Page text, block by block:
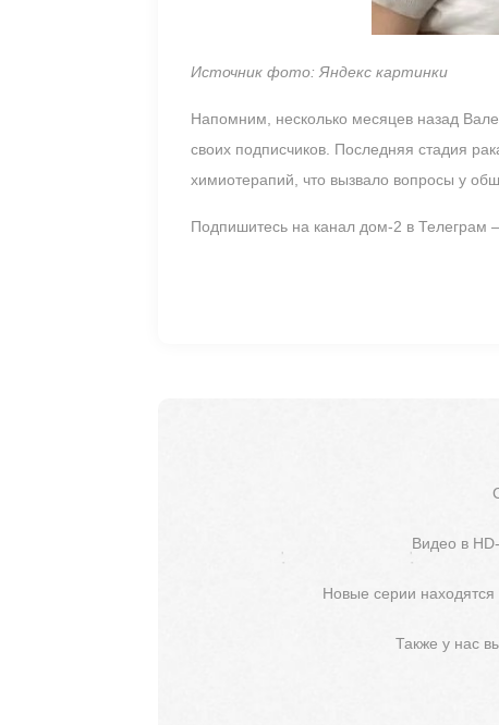
Источник фото: Яндекс картинки
Напомним, несколько месяцев назад
своих подписчиков. Последняя стадия
химиотерапий, что вызвало вопросы у
Подпишитесь на канал дом-2 в Телеграм
Видео в
Новые серии находятся
Также у нас